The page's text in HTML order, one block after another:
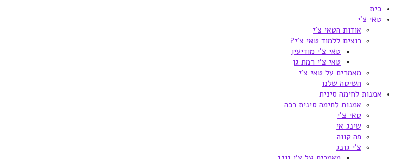
בית
טאי צ'י
אודות הטאי צ'י
רוצים ללמוד טאי צ'י?
טאי צ'י מודיעין
טאי צ'י רמת גן
מאמרים על טאי צ'י
השיטה שלנו
אמנות לחימה סינית
אמנות לחימה סינית רכה
טאי צ'י
שינג אי
פה קווה
צ'י גונג